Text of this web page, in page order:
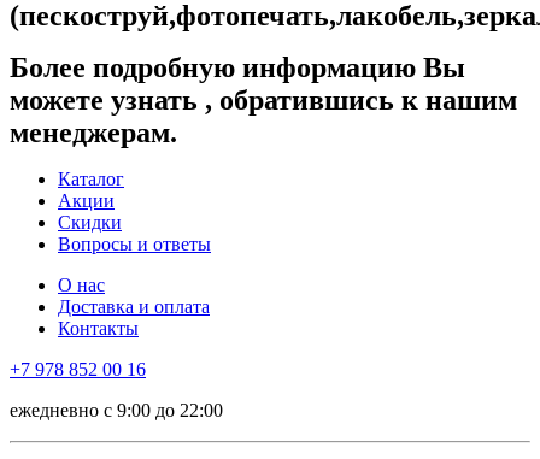
Более подробную информацию Вы
можете узнать , обратившись к нашим
менеджерам.
Каталог
Акции
Скидки
Вопросы и ответы
О нас
Доставка и оплата
Контакты
+7 978 852 00 16
ежедневно с 9:00 до 22:00